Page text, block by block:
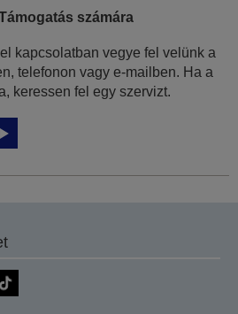
számára
kapcsolatban vegye fel velünk a
telefonon vagy e-mailben. Ha a
keressen fel egy szervizt.